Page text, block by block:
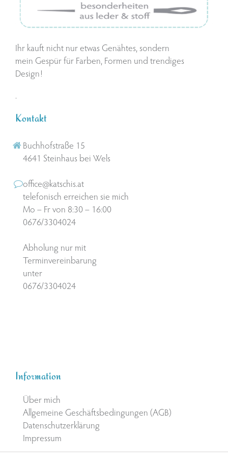
Ihr kauft nicht nur etwas Genähtes, sondern
mein Gespür für Farben, Formen und trendiges
Design!
.
Kontakt
Buchhofstraße 15
4641 Steinhaus bei Wels
office@katschis.at
telefonisch erreichen sie mich
Mo – Fr von 8:30 – 16:00
0676/3304024
Abholung nur mit
Terminvereinbarung
unter
0676/3304024
Information
Über mich
Allgemeine Geschäftsbedingungen (AGB)
Datenschutzerklärung
Impressum